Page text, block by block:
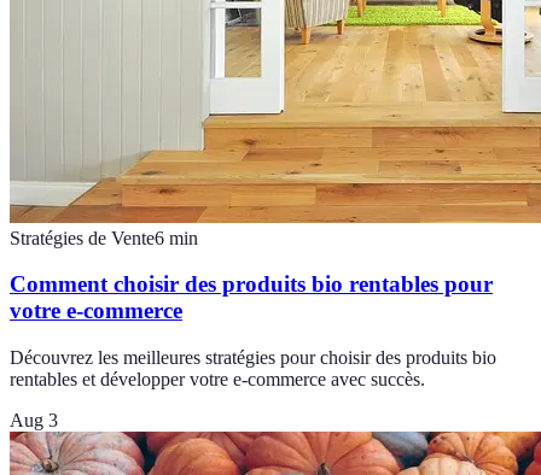
Stratégies de Vente6 min
Comment choisir des produits bio rentables pour
votre e-commerce
Découvrez les meilleures stratégies pour choisir des produits bio
rentables et développer votre e-commerce avec succès.
Aug 3